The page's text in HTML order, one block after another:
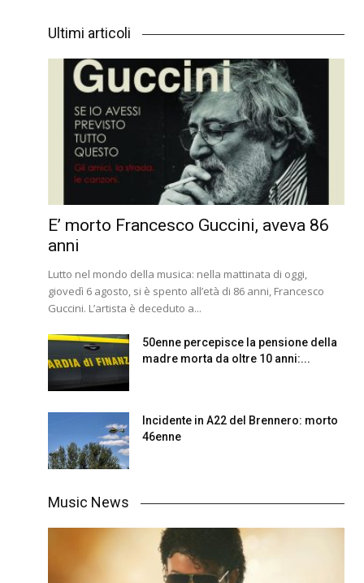
Ultimi articoli
E’ morto Francesco Guccini, aveva 86
anni
Lutto nel mondo della musica: nella mattinata di oggi,
giovedì 6 agosto, si è spento all’età di 86 anni, Francesco
Guccini. L’artista è deceduto a...
50enne percepisce la pensione della
madre morta da oltre 10 anni:...
Incidente in A22 del Brennero: morto
46enne
Music News